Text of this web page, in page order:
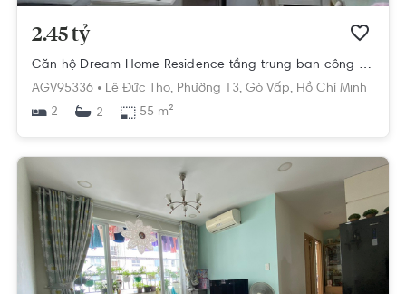
2.45 tỷ
Căn hộ Dream Home Residence tầng trung ban công rộng rãi, đầy đủ nội thất.
AGV95336 • Lê Đức Thọ, Phường 13, Gò Vấp, Hồ Chí Minh
2
2 55 m²